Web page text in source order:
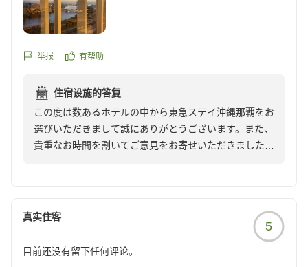
クチコミの詳細はこちらから
https://review.travel.rakuten.co.jp/hotel/voice/177761?
举报 有帮助
住宿设施的答复
この度は数あるホテルの中から東急ステイ沖縄那覇をお
選びいただきまして誠にありがとうございます。また、
貴重なお時間を割いてご意見をお寄せいただきましたこ
す。何なりとご利用下さい。少しでも快適なサービスを
ご提供できるに努めて参ります。またのお越しをスタッ
フ一同心よりお待ちしております。
真实住客
5
目前还没有留下任何评论。